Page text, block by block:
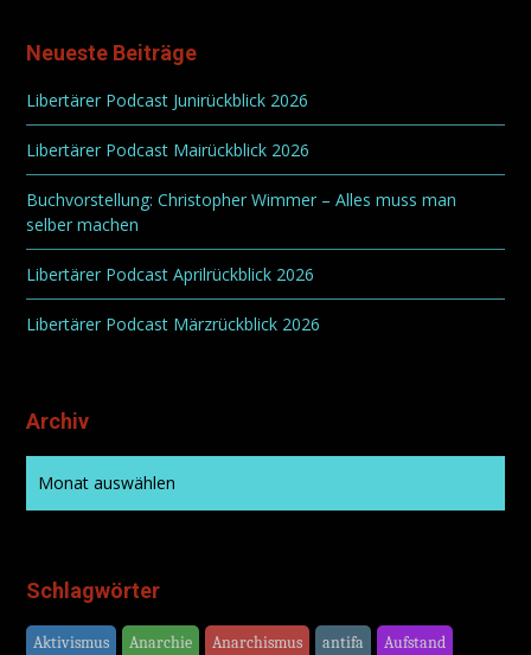
Neueste Beiträge
Libertärer Podcast Junirückblick 2026
Libertärer Podcast Mairückblick 2026
Buchvorstellung: Christopher Wimmer – Alles muss man
selber machen
Libertärer Podcast Aprilrückblick 2026
Libertärer Podcast Märzrückblick 2026
Archiv
Schlagwörter
Aktivismus Anarchie Anarchismus antifa Aufstand